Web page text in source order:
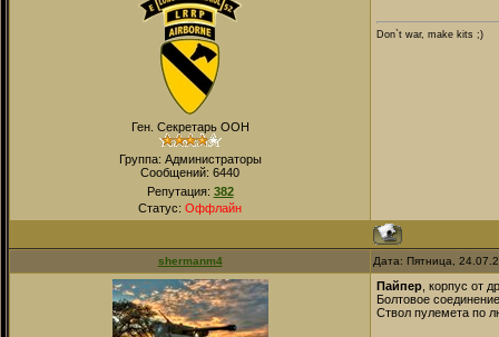
Ген. Секретарь ООН
Группа: Администраторы
Сообщений: 6440
Репутация: 382
Статус: Оффлайн
Don`t war, make kits ;)
shermanm4 Дата: Пятница,
Пайпер , корпус от
Болтовое
Ствол пулемета по